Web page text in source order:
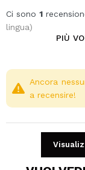
Ci sono 1
lingua)
PIÙ
Ancora
a recensire!